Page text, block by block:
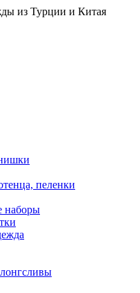
из Турции и Китая
пеленки
наборы